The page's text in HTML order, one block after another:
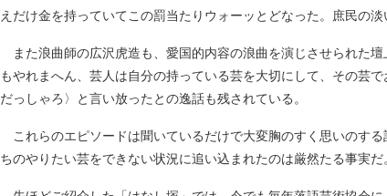
えだけ金を持っていてこの罰当たりウォーッとどなった。庶民の淡
また浪曲師の広沢虎造も、愛国的内容の浪曲を演じさせられた
もやれまへん、芸人は自分の持っている芸を大切にして、その芸
だっしゃろ〉と言い放ったとの逸話も残されている。
これらのエピソードは聞いているだけで大変胸のすく思いのす
ちのやりたい芸をできない状況に追い込まれたのは厳然たる事実だ